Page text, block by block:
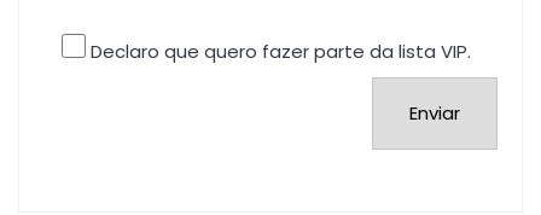
Declaro que quero fazer parte da lista VIP.